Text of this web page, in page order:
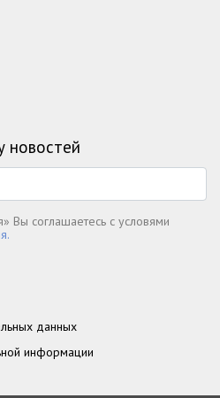
новостей
Вы соглашаетесь с условями
данных
информации